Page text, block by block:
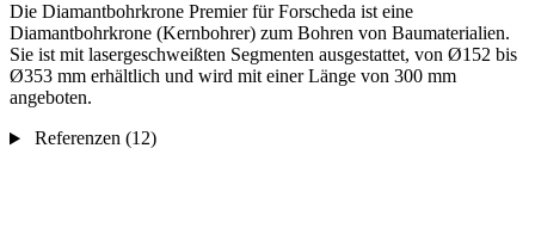
Die Diamantbohrkrone Premier für Forscheda ist eine
Diamantbohrkrone (Kernbohrer) zum Bohren von Baumaterialien.
Sie ist mit lasergeschweißten Segmenten ausgestattet, von Ø152 bis
Ø353 mm erhältlich und wird mit einer Länge von 300 mm
angeboten.
Referenzen (12)